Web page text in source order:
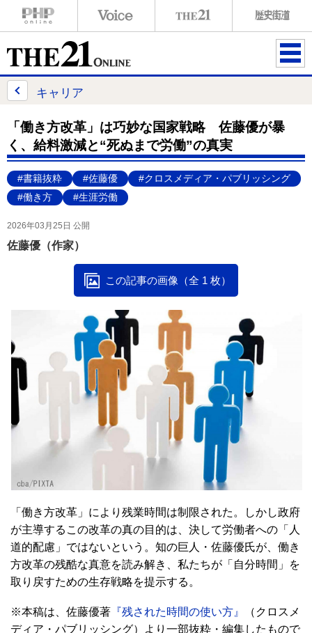
ME
キャリア
「働き方改革」は巧妙な国家戦略 佐藤優が暴
く、給料激減と“死ぬまで労働”の真実
#書籍抜粋 #佐藤優
#クロスメディア・パブリッシング
#働き方
#生涯労働
2026年03月25日 公開
佐藤優（作家）
この記事の画像（全 1 枚）
「働き方改革」により残業時間は制限された。しかし政府
が主導するこの改革の真の目的は、決して労働者への「人
道的配慮」ではないという。知の巨人・佐藤優氏が、働き
方改革の残酷な真意を読み解き、私たちが「自分時間」を
取り戻すための生存戦略を提示する。
※本稿は、佐藤優著 『残された時間の使い方』
（クロスメ
ディア・パブリッシング）より一部抜粋・編集したもので